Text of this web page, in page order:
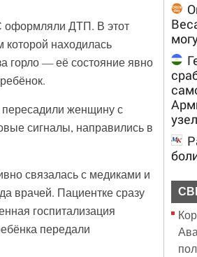
оформляли ДТП. В этот
находилась
горло — её состояние явно
пересадили женщину с
сигналы, направились в
связалась с медиками и
врачей. Пациентке сразу
госпитализация
передали